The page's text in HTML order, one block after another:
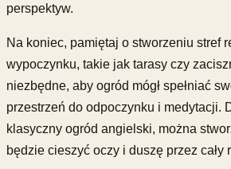
perspektyw.
Na koniec, pamiętaj o stworzeniu stref
wypoczynku, takie jak tarasy czy
niezbędne, aby ogród mógł spełniać
przestrzeń do odpoczynku i medytacji.
klasyczny ogród angielski, można
będzie cieszyć oczy i duszę przez cały